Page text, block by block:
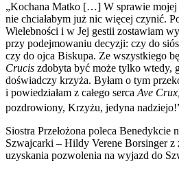
„Kochana Matko […] W sprawie mojej
nie chciałabym już nic więcej czynić.
Wielebności i w Jej gestii zostawiam
przy podejmowaniu decyzji: czy do
czy do ojca Biskupa. Ze wszystkiego
Crucis zdobyta być może tylko wtedy,
doświadczy krzyża. Byłam o tym
i powiedziałam z całego serca Ave
pozdrowiony, Krzyżu, jedyna
Siostra Przełożona poleca Benedykcie
Szwajcarki – Hildy Verene Borsinger z
uzyskania pozwolenia na wyjazd do